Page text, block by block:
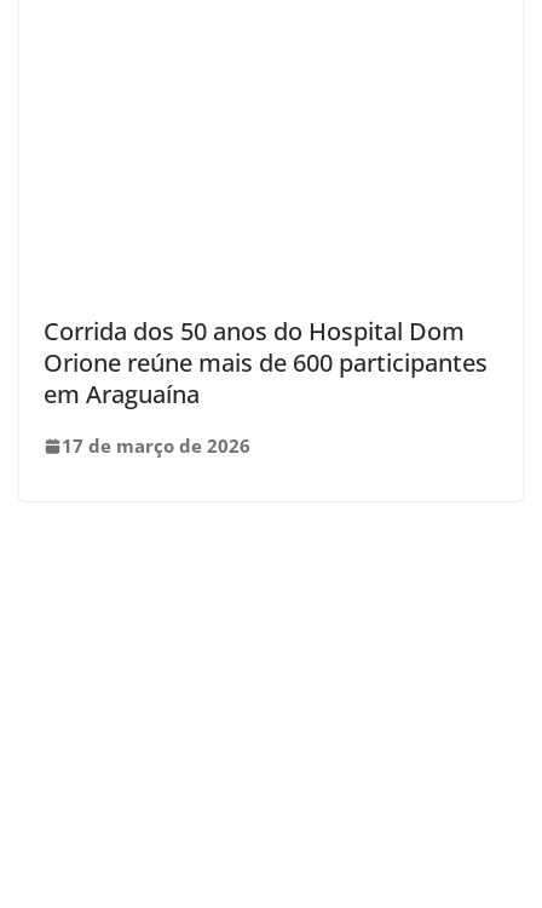
Corrida dos 50 anos do Hospital Dom
Orione reúne mais de 600 participantes
em Araguaína
17 de março de 2026